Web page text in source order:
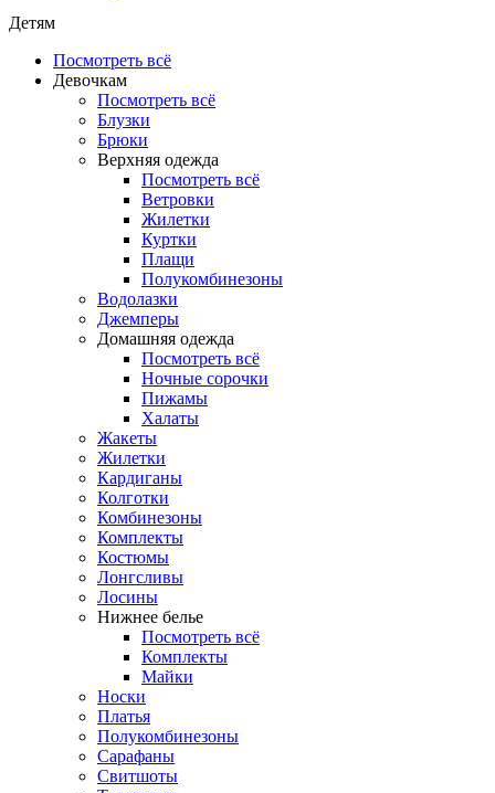
Детям
Посмотреть всё
Девочкам
Посмотреть всё
Блузки
Брюки
Верхняя одежда
Посмотреть всё
Ветровки
Жилетки
Куртки
Плащи
Полукомбинезоны
Водолазки
Джемперы
Домашняя одежда
Посмотреть всё
Ночные сорочки
Пижамы
Халаты
Жакеты
Жилетки
Кардиганы
Колготки
Комбинезоны
Комплекты
Костюмы
Лонгсливы
Лосины
Нижнее белье
Посмотреть всё
Комплекты
Майки
Носки
Платья
Полукомбинезоны
Сарафаны
Свитшоты